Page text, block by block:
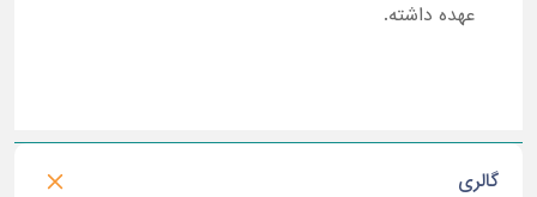
عهده داشته.
گالری